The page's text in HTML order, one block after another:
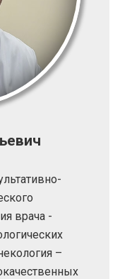
врача -
–